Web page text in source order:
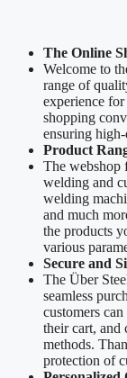
The Online
Welcome to
range of
experience
shopping
ensuring
Product
The webshop
welding and
welding
and much
the products
various
Secure and
The Über
seamless
customers
their cart, and
methods.
protection of